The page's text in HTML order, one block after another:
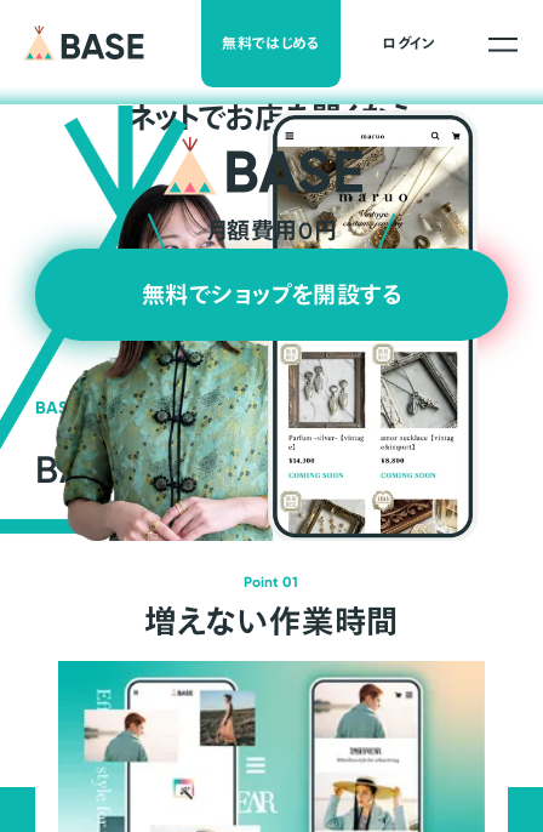
無料ではじめる ログイン
ネットでお店を開くなら
月額費用0円
無料でショップを開設する
BASEの強み
BASEが強い3つの理由
Point 01
増えない作業時間